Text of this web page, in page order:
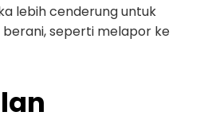
lebih cenderung untuk
seperti melapor ke